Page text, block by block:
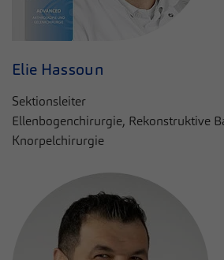
Elie Hassoun
Sektionsleiter
Ellenbogenchirurgie, Rekonstruktive
Knorpelchirurgie